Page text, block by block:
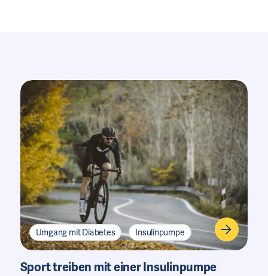
Umgang mit Diabetes Insulinpumpe
Sport treiben mit einer Insulinpumpe